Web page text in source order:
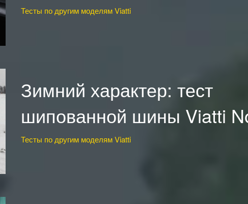
Тесты по другим моделям Viatti
Зимний характер: тест
шипованной шины Viatti
Тесты по другим моделям Viatti